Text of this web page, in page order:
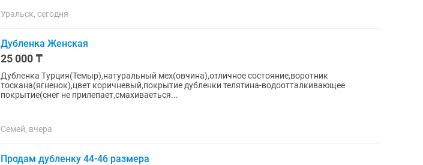
Уральск, сегодня
Дубленка Женская
25 000 ₸
Дубленка Турция(Темыр),натуральный мех(овчина),отличное состояние,воротник
тоскана(ягненок),цвет коричневый,покрытие дубленки телятина-водоотталкивающее
покрытие(снег не прилепает,смахиваеться...
Семей, вчера
Продам дубленку 44-46 размера